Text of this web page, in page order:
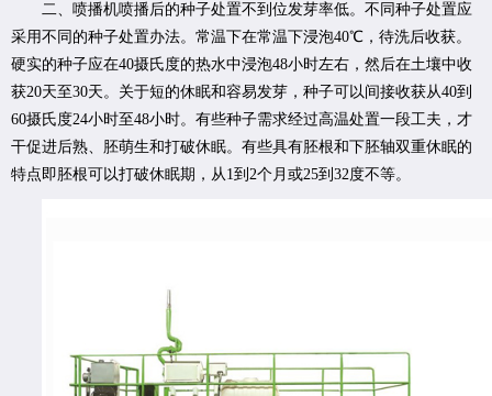
二、喷播机喷播后的种子处置不到位发芽率低。不同种子处置应
采用不同的种子处置办法。常温下在常温下浸泡40℃，待洗后收获。
硬实的种子应在40摄氏度的热水中浸泡48小时左右，然后在土壤中收
获20天至30天。关于短的休眠和容易发芽，种子可以间接收获从40到
60摄氏度24小时至48小时。有些种子需求经过高温处置一段工夫，才
干促进后熟、胚萌生和打破休眠。有些具有胚根和下胚轴双重休眠的
特点即胚根可以打破休眠期，从1到2个月或25到32度不等。